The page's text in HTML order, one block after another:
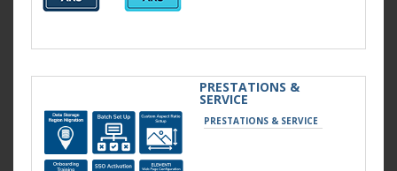
PRESTATIONS &
SERVICE
PRESTATIONS & SERVICE